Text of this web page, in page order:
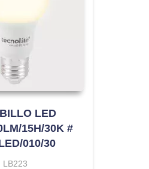
LED
15H/30K #
010/30
LB223